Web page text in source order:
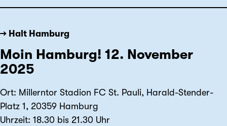
→ Halt Hamburg
Moin Hamburg! 12. November
2025
Ort: Millerntor Stadion FC St. Pauli, Harald-Stender-
Platz 1, 20359 Hamburg
Uhrzeit: 18.30 bis 21.30 Uhr